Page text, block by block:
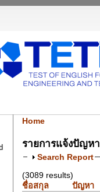
Home
รายการแจ้งปัญหา
Search Report
(3089 results)
ชื่อสกุล
ปัญหา